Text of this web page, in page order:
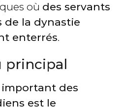
où des servants
de la dynastie
enterrés.
principal
important des
est le